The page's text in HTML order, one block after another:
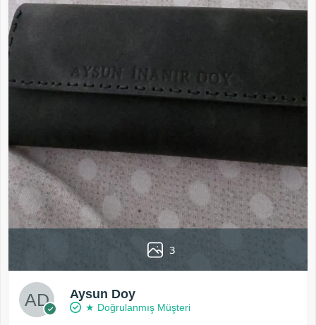
3
Aysun Doy
★ Doğrulanmış Müşteri